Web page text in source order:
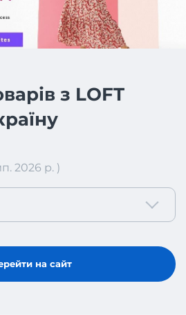
з LOFT
2026 р. )
на сайт